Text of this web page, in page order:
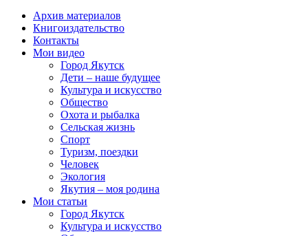
Архив материалов
Книгоиздательство
Контакты
Мои видео
Город Якутск
Дети – наше будущее
Культура и искусство
Общество
Охота и рыбалка
Сельская жизнь
Спорт
Туризм, поездки
Человек
Экология
Якутия – моя родина
Мои статьи
Город Якутск
Культура и искусство